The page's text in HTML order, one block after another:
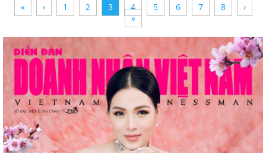
« ‹ 1 2 3 4 5 6 7 8
›
»